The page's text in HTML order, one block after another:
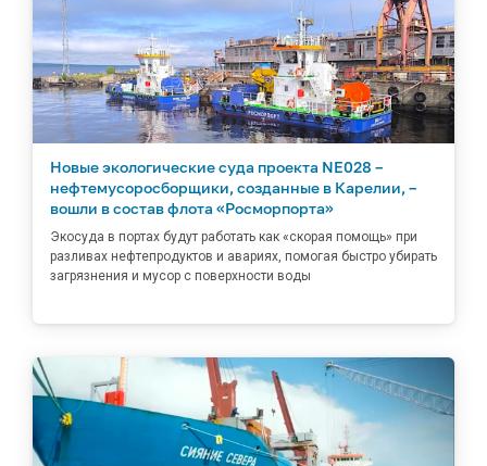
Новые экологические суда проекта NE028 –
нефтемусоросборщики, созданные в Карелии, –
вошли в состав флота «Росморпорта»
Экосуда в портах будут работать как «скорая помощь» при
разливах нефтепродуктов и авариях, помогая быстро убирать
загрязнения и мусор с поверхности воды